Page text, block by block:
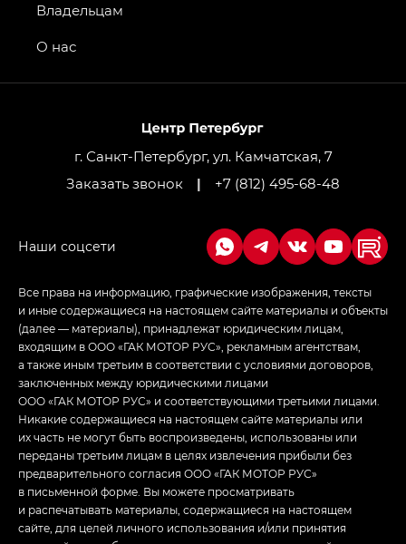
г. Санкт-Петербург, ул. Камчатская, 7
Заказать звонок
| +7 (812) 495-68-48
Владельцам
О нас
Все права на информацию, графические изображения, тексты
и иные содержащиеся на настоящем сайте материалы и объекты
(далее — материалы), принадлежат юридическим лицам,
входящим в ООО «ГАК МОТОР РУС», рекламным агентствам,
а также иным третьим в соответствии с условиями договоров,
заключенных между юридическими лицами
ООО «ГАК МОТОР РУС» и соответствующими третьими лицами.
Никакие содержащиеся на настоящем сайте материалы или
их часть не могут быть воспроизведены, использованы или
переданы третьим лицам в целях извлечения прибыли без
предварительного согласия ООО «ГАК МОТОР РУС»
в письменной форме. Вы можете просматривать
и распечатывать материалы, содержащиеся на настоящем
сайте, для целей личного использования и/или принятия